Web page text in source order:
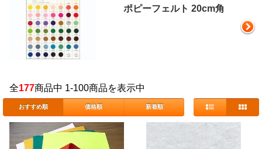
ポピーフェルト 20cm角
全177商品中 1-100商品を表示中
おすすめ順 価格順 新着順